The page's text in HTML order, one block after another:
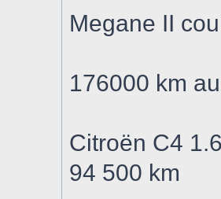
Megane II
176000 km
Citroën C4
94 500 km